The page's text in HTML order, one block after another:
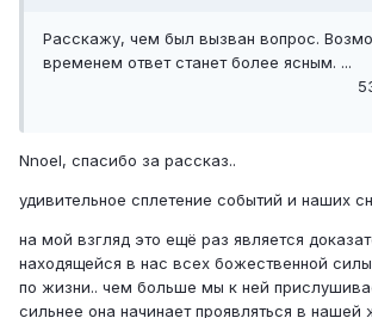
Расскажу, чем был вызван вопрос.
временем ответ станет более ясным. ...
Nnoel, спасибо за рассказ..
удивительное сплетение событий и наших
на мой взгляд это ещё раз является
находящейся в нас всех божественной
по жизни.. чем больше мы к ней
сильнее она начинает проявляться в нашей